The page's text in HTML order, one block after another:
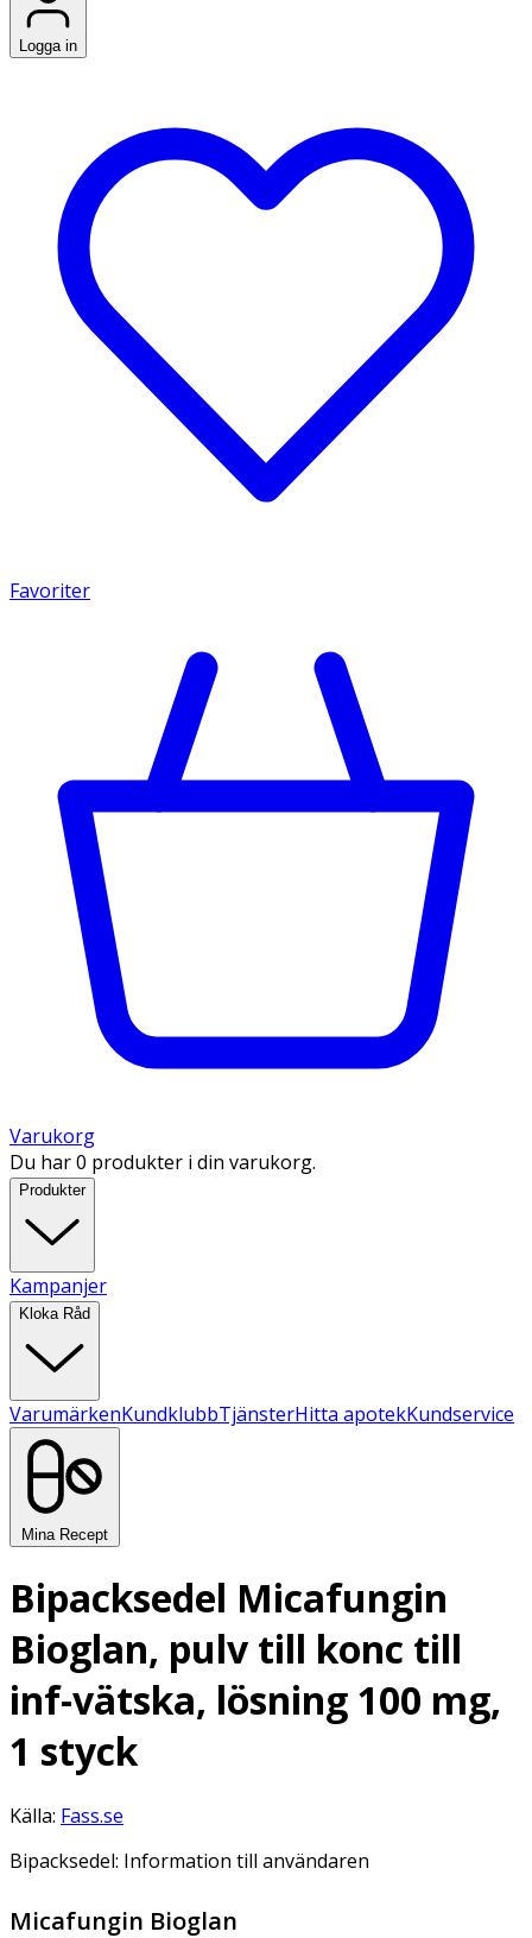
Logga in
Favoriter
Varukorg
Du har 0 produkter i din varukorg.
Produkter
Kampanjer
Kloka Råd
VarumärkenKundklubbTjänsterHitta apotekKundservice
Mina Recept
Bipacksedel Micafungin
Bioglan, pulv till konc till
inf-vätska, lösning 100 mg,
1 styck
Källa: Fass.se
Bipacksedel: Information till användaren
Micafungin Bioglan